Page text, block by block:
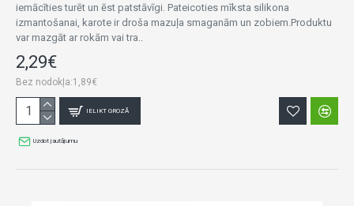
iemācīties turēt un ēst patstāvīgi. Pateicoties mīksta silikona
izmantošanai, karote ir droša mazuļa smaganām un zobiem.Produktu
var mazgāt ar rokām vai tra..
2,29€
Bez nodokļa:1,89€
IELIKT GROZĀ
Uzdot jautājumu